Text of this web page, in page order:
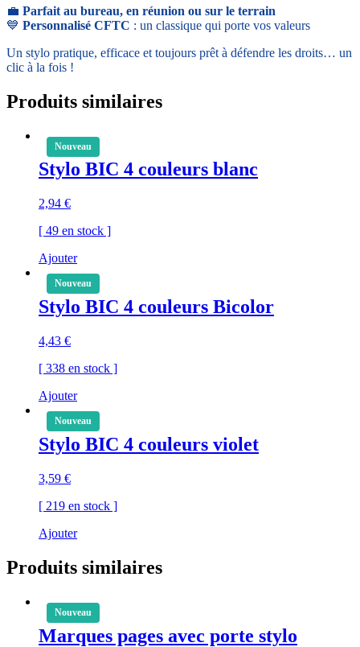
💼 Parfait au bureau, en réunion ou sur le terrain
💙 Personnalisé CFTC : un classique qui porte vos valeurs
Un stylo pratique, efficace et toujours prêt à défendre les droits… un
clic à la fois !
Produits similaires
Nouveau
Stylo BIC 4 couleurs blanc
2,94 €
[ 49 en stock ]
Ajouter
Nouveau
Stylo BIC 4 couleurs Bicolor
4,43 €
[ 338 en stock ]
Ajouter
Nouveau
Stylo BIC 4 couleurs violet
3,59 €
[ 219 en stock ]
Ajouter
Produits similaires
Nouveau
Marques pages avec porte stylo